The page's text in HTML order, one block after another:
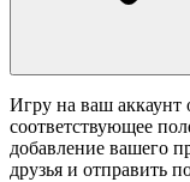
Игру на ваш аккаунт
соответствующее
добавление вашего
друзья и отправить